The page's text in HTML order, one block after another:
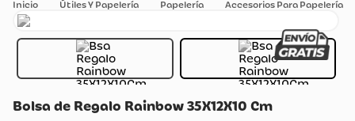
Útiles Y Papelería Papelería Accesorios Para Papelería
Bolsa de Regalo Rainbow 35X12X10 Cm